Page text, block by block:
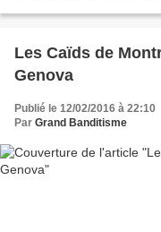
Les Caïds de
Genova
Publié le 12/02/2016 à 22:10
Par Grand Banditisme